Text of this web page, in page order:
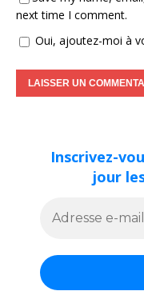
next time I comment.
Oui, ajoutez-moi à
Inscrivez-
jour